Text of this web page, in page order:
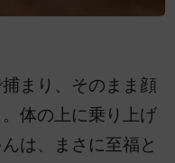
まり、そのまま顔
体の上に乗り上げ
は、まさに至福と